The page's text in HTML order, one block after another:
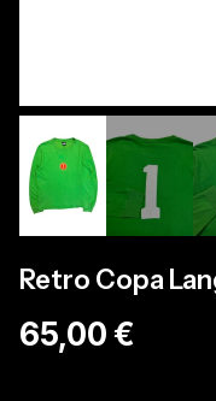
Retro Copa
65,00 €